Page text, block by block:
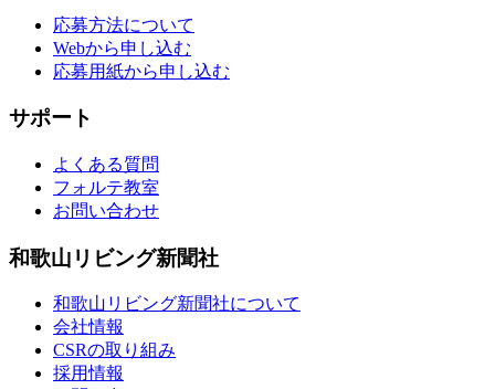
応募方法について
Webから申し込む
応募用紙から申し込む
サポート
よくある質問
フォルテ教室
お問い合わせ
和歌山リビング新聞社
和歌山リビング新聞社について
会社情報
CSRの取り組み
採用情報